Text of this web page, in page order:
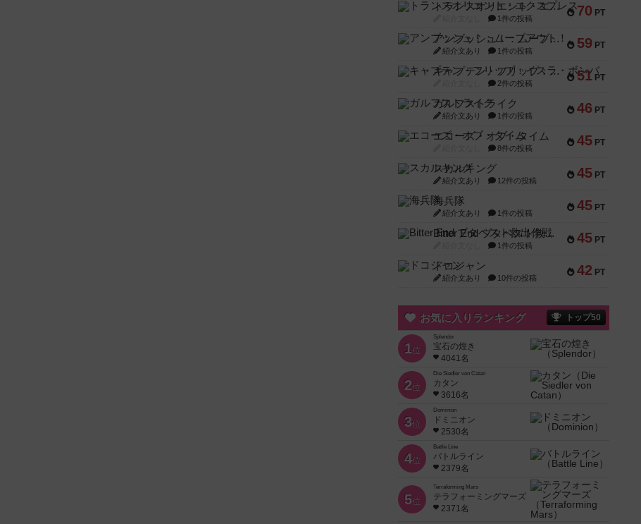
70 PT
トランスオリエント・エクスプレス
1件の投稿
59 PT
アンブッシュ！：ムーブアウト！
紹介文あり 1件の投稿
51 PT
キャプテン・フリップ：イスラ・ボンバ
2件の投稿
46 PT
ガルフストライク
紹介文あり 1件の投稿
45 PT
エコーズ・オブ・タイム
8件の投稿
45 PT
スカルキング
紹介文あり 12件の投稿
45 PT
海兵隊
紹介文あり 1件の投稿
45 PT
Bitter End ブタペスト救出作戦
1件の投稿
42 PT
ドコジャン
紹介文あり 10件の投稿
お気に入りランキング トップ50
1位
Splendor
宝石の煌き
4041名
2位
Die Siedler von Catan
カタン
3616名
3位
Dominion
ドミニオン
2530名
4位
Battle Line
バトルライン
2379名
5位
Terraforming Mars
テラフォーミングマーズ
2371名